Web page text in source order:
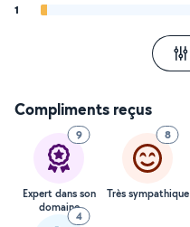
1
Compliments reçus
9
Expert dans son
domaine
8
Très sympathique
4